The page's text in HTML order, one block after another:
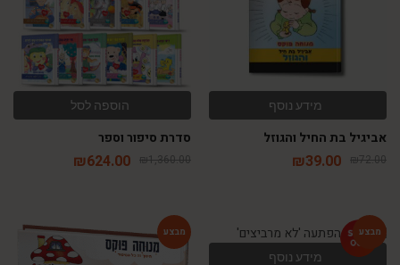
מידע נוסף
אביגיל בת החיל והגוזל
₪72.00
₪39.00
הוספה לסל
סדרת סיפור וספר
₪1,360.00
₪624.00
מידע נוסף